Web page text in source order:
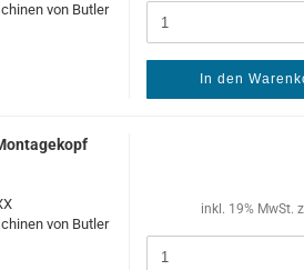
von But­ler
In den
von But­ler
inkl. 19% MwSt.